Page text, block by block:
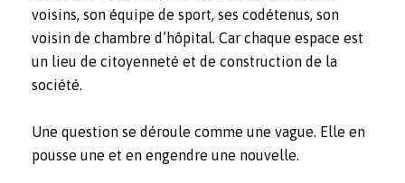
voisins, son équipe de sport, ses codétenus, son
voisin de chambre d’hôpital. Car chaque espace est
un lieu de citoyenneté et de construction de la
société.
Une question se déroule comme une vague. Elle en
pousse une et en engendre une nouvelle.